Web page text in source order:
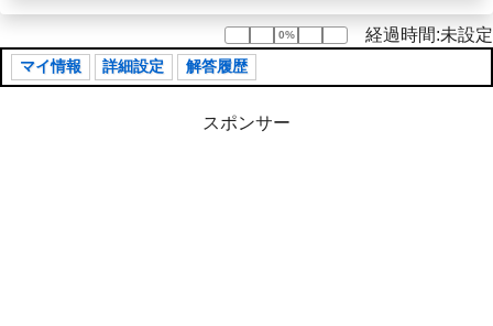
0%
0% 経過時間:未設定
マイ情報 詳細設定 解答履歴
スポンサー